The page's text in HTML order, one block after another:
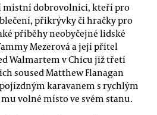
dobrovolníci, kteří pro
přikrývky či hračky pro
příběhy neobyčejné lidské
Mezerová a její přítel
Walmartem v Chicu již třetí
soused Matthew Flanagan
karavanem s rychlým
volné místo ve svém stanu.